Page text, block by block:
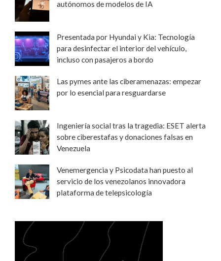
autónomos de modelos de IA
Presentada por Hyundai y Kia: Tecnología
para desinfectar el interior del vehículo,
incluso con pasajeros a bordo
Las pymes ante las ciberamenazas: empezar
por lo esencial para resguardarse
Ingeniería social tras la tragedia: ESET alerta
sobre ciberestafas y donaciones falsas en
Venezuela
Venemergencia y Psicodata han puesto al
servicio de los venezolanos innovadora
plataforma de telepsicología